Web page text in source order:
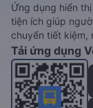
Ứng dụng hiển
tiện ích giúp
chuyển tiết kiệm,
Tải ứng dụng